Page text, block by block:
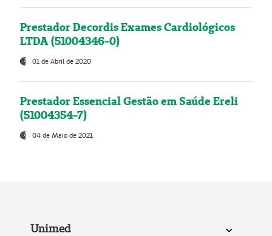
Prestador Decordis Exames Cardiológicos
LTDA (51004346-0)
01 de Abril de 2020
Prestador Essencial Gestão em Saúde Ereli
(51004354-7)
04 de Maio de 2021
Unimed